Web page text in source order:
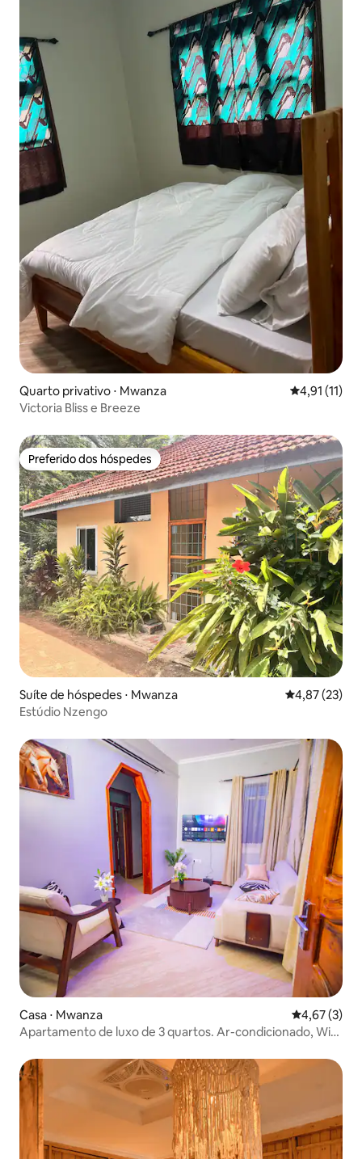
Quarto privativo ⋅ Mwanza 4,91 de uma
4,91 (11)
Victoria Bliss e Breeze
Preferido dos hóspedes
Preferido dos hóspedes
Suíte de hóspedes ⋅ Mwanza 4,87 de uma
4,87 (23)
Estúdio Nzengo
Casa ⋅ Mwanza 4,67 de
4,67 (3)
Apartamento de luxo de 3 quartos. Ar-condicionado, Wi-